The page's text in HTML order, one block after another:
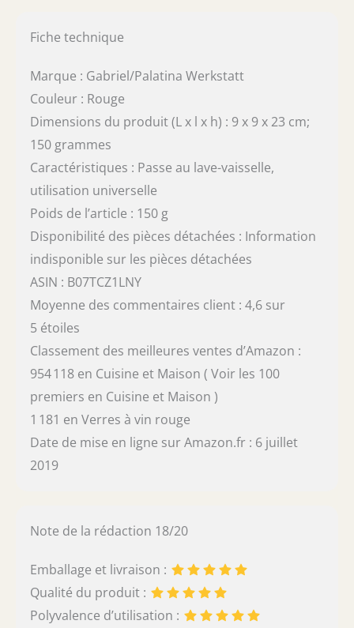
Fiche technique
Marque : Gabriel/Palatina Werkstatt
Couleur : Rouge
Dimensions du produit (L x l x h) : 9 x 9 x 23 cm;
150 grammes
Caractéristiques : Passe au lave-vaisselle,
utilisation universelle
Poids de l’article : 150 g
Disponibilité des pièces détachées : Information
indisponible sur les pièces détachées
ASIN : B07TCZ1LNY
Moyenne des commentaires client : 4,6 sur
5 étoiles
Classement des meilleures ventes d’Amazon :
954 118 en Cuisine et Maison ( Voir les 100
premiers en Cuisine et Maison )
1 181 en Verres à vin rouge
Date de mise en ligne sur Amazon.fr : 6 juillet
2019
Note de la rédaction 18/20
Emballage et livraison :
Qualité du produit :
Polyvalence d’utilisation :